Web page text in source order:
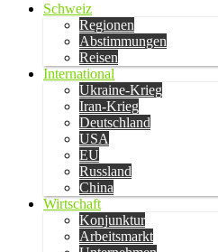
Schweiz
Regionen
Abstimmungen
Reisen
International
Ukraine-Krieg
Iran-Krieg
Deutschland
USA
EU
Russland
China
Wirtschaft
Konjunktur
Arbeitsmarkt